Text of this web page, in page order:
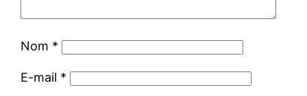
Nom *
E-mail *